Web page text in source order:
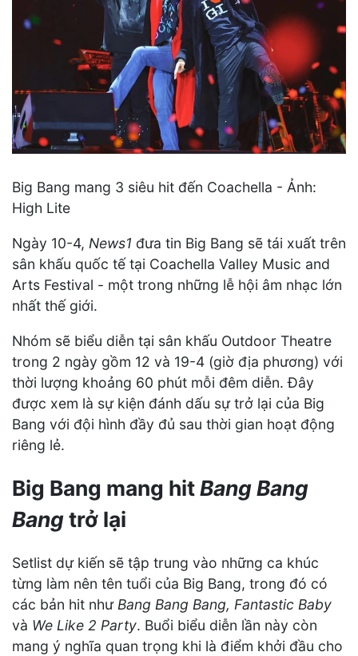
Big Bang mang 3 siêu hit đến Coachella - Ảnh:
High Lite
Ngày 10-4, News1 đưa tin Big Bang sẽ tái xuất trên
sân khấu quốc tế tại Coachella Valley Music and
Arts Festival - một trong những lễ hội âm nhạc lớn
nhất thế giới.
Nhóm sẽ biểu diễn tại sân khấu Outdoor Theatre
trong 2 ngày gồm 12 và 19-4 (giờ địa phương) với
thời lượng khoảng 60 phút mỗi đêm diễn. Đây
được xem là sự kiện đánh dấu sự trở lại của Big
Bang với đội hình đầy đủ sau thời gian hoạt động
riêng lẻ.
Big Bang mang hitBang Bang
Bangtrở lại
Setlist dự kiến sẽ tập trung vào những ca khúc
từng làm nên tên tuổi của Big Bang, trong đó có
các bản hit nhưBang Bang Bang, Fantastic Baby
và We Like 2 Party. Buổi biểu diễn lần này còn
mang ý nghĩa quan trọng khi là điểm khởi đầu cho